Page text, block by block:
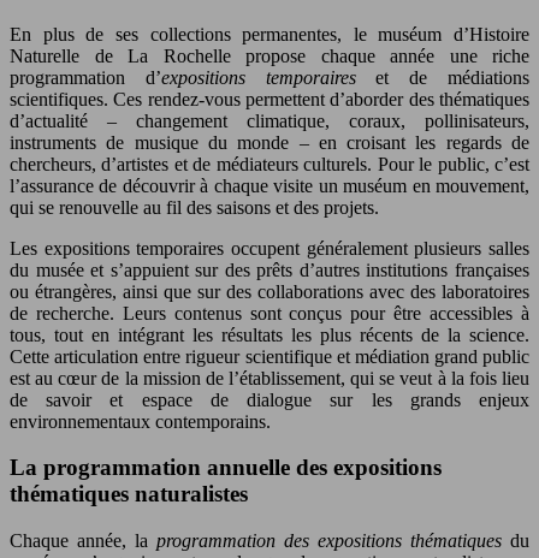
En plus de ses collections permanentes, le muséum d’Histoire
Naturelle de La Rochelle propose chaque année une riche
programmation d’expositions temporaireset de médiations
scientifiques. Ces rendez-vous permettent d’aborder des thématiques
d’actualité – changement climatique, coraux, pollinisateurs,
instruments de musique du monde – en croisant les regards de
chercheurs, d’artistes et de médiateurs culturels. Pour le public, c’est
l’assurance de découvrir à chaque visite un muséum en mouvement,
qui se renouvelle au fil des saisons et des projets.
Les expositions temporaires occupent généralement plusieurs salles
du musée et s’appuient sur des prêts d’autres institutions françaises
ou étrangères, ainsi que sur des collaborations avec des laboratoires
de recherche. Leurs contenus sont conçus pour être accessibles à
tous, tout en intégrant les résultats les plus récents de la science.
Cette articulation entre rigueur scientifique et médiation grand public
est au cœur de la mission de l’établissement, qui se veut à la fois lieu
de savoir et espace de dialogue sur les grands enjeux
environnementaux contemporains.
La programmation annuelle des expositions
thématiques naturalistes
Chaque année, la programmation des expositions thématiques du